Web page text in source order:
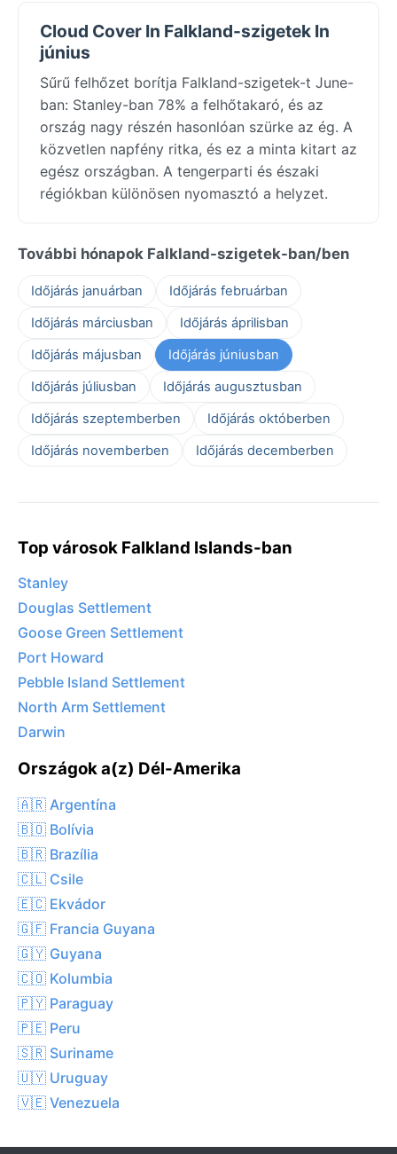
Cloud Cover In Falkland-szigetek In
június
Sűrű felhőzet borítja Falkland-szigetek-t June-
ban: Stanley-ban 78% a felhőtakaró, és az
ország nagy részén hasonlóan szürke az ég. A
közvetlen napfény ritka, és ez a minta kitart az
egész országban. A tengerparti és északi
régiókban különösen nyomasztó a helyzet.
További hónapok Falkland-szigetek-ban/ben
Időjárás januárban
Időjárás februárban
Időjárás márciusban
Időjárás áprilisban
Időjárás májusban
Időjárás júniusban
Időjárás júliusban
Időjárás augusztusban
Időjárás szeptemberben
Időjárás októberben
Időjárás novemberben
Időjárás decemberben
Top városok Falkland Islands-ban
Stanley
Douglas Settlement
Goose Green Settlement
Port Howard
Pebble Island Settlement
North Arm Settlement
Darwin
Országok a(z) Dél-Amerika
🇦🇷 Argentína
🇧🇴 Bolívia
🇧🇷 Brazília
🇨🇱 Csile
🇪🇨 Ekvádor
🇬🇫 Francia Guyana
🇬🇾 Guyana
🇨🇴 Kolumbia
🇵🇾 Paraguay
🇵🇪 Peru
🇸🇷 Suriname
🇺🇾 Uruguay
🇻🇪 Venezuela